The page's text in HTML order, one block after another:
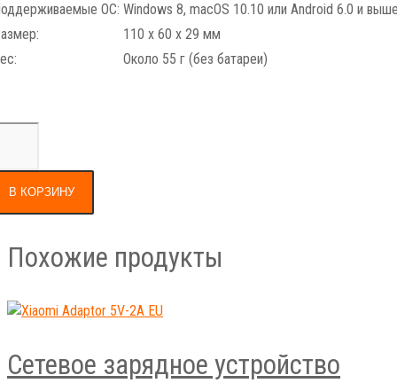
ОС: Windows 8, macOS 10.10 или Android 6.0 и
110 x 60 x 29 мм
Около 55 г (без батареи)
В КОРЗИНУ
Похожие продукты
Сетевое зарядное устройство